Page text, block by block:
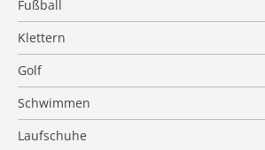
Fußball
Klettern
Golf
Schwimmen
Laufschuhe